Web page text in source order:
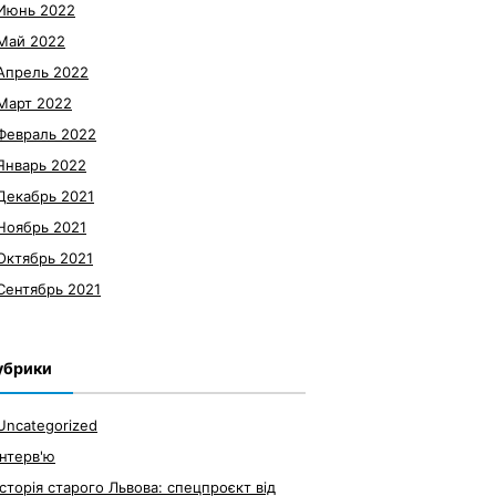
2022
2022
2022
2022
2022
2022
2021
2021
2021
2021
старого Львова: спецпроєкт від